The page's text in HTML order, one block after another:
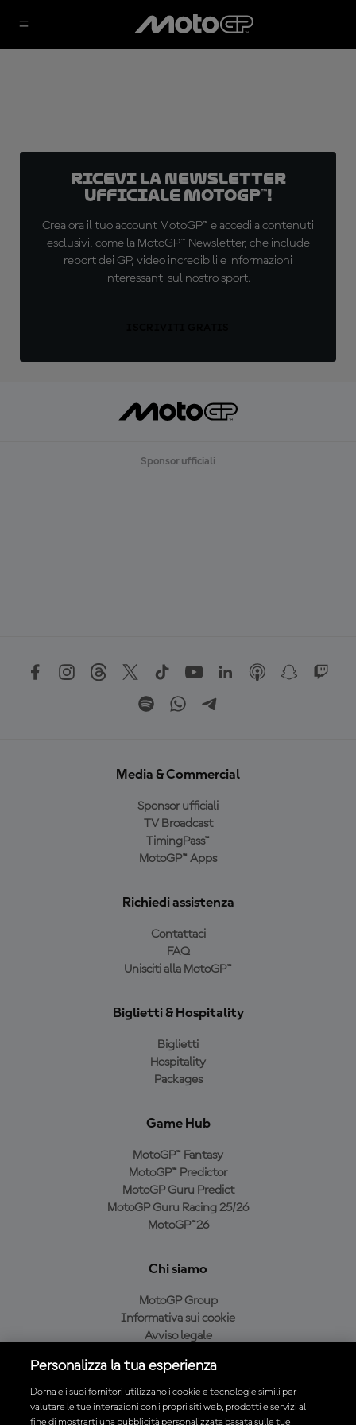
Ricevi la newsletter
ufficiale MotoGP™!
Crea ora il tuo account MotoGP™ e accedi a contenuti
esclusivi, come la MotoGP™ Newsletter, che include
report dei GP, video incredibili e informazioni
interessanti sul nostro sport.
Sponsor ufficiali
Media & Commercial
Sponsor ufficiali
TV Broadcast
TimingPass™
MotoGP™ Apps
Richiedi assistenza
Contattaci
FAQ
Unisciti alla MotoGP™
Biglietti & Hospitality
Biglietti
Hospitality
Packages
Game Hub
MotoGP™ Fantasy
MotoGP™ Predictor
MotoGP Guru Predict
MotoGP Guru Racing 25/26
MotoGP™26
Chi siamo
MotoGP Group
Informativa sui cookie
Avviso legale
Condizioni di acquisto
Personalizza la tua esperienza
Dorna e i suoi fornitori utilizzano i cookie e tecnologie simili per
valutare le tue interazioni con i propri siti web, prodotti e servizi al
fine di mostrarti una pubblicità personalizzata basata sulle tue